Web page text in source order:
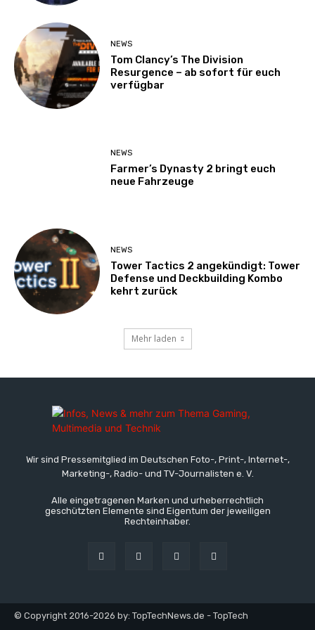
NEWS
Tom Clancy’s The Division
Resurgence – ab sofort für euch
verfügbar
NEWS
Farmer’s Dynasty 2 bringt euch
neue Fahrzeuge
NEWS
Tower Tactics 2 angekündigt: Tower
Defense und Deckbuilding Kombo
kehrt zurück
Mehr laden
Wir sind Pressemitglied im Deutschen Foto-, Print-, Internet-,
Marketing-, Radio- und TV-Journalisten e. V.
Alle eingetragenen Marken und urheberrechtlich
geschützten Elemente sind Eigentum der jeweiligen
Rechteinhaber.
© Copyright 2016-2026 by: TopTechNews.de - TopTech